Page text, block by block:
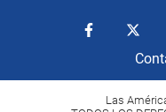
Las